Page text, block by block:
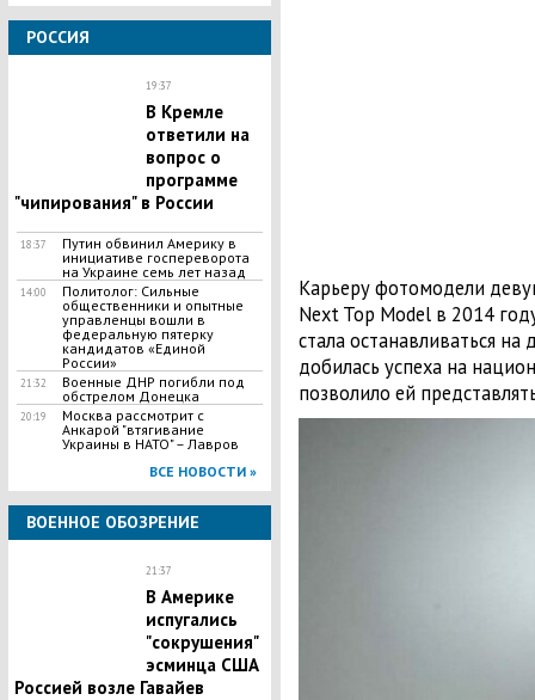
РОССИЯ
19:37
В Кремле
ответили на
вопрос о
программе
"чипирования" в России
18:37
Путин обвинил Америку в
инициативе госпереворота
на Украине семь лет назад
14:00
Политолог: Сильные
общественники и опытные
управленцы вошли в
федеральную пятерку
кандидатов «Единой
России»
21:32
Военные ДНР погибли под
обстрелом Донецка
20:19
Москва рассмотрит с
Анкарой "втягивание
Украины в НАТО" – Лавров
ВСЕ НОВОСТИ »
ВОЕННОЕ ОБОЗРЕНИЕ
21:37
В Америке
испугались
"сокрушения"
эсминца США
Россией возле Гавайев
Карьеру фотомодели
Next Top Model в 2014
стала останавливаться на
добилась успеха на
позволило ей